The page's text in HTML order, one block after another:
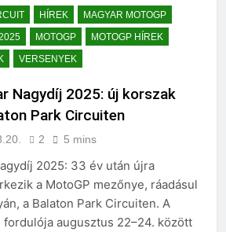
HÍREK
MAGYAR MOTOGP
MOTOGP
MOTOGP HÍREK
VERSENYEK
Nagydíj 2025: új korszak
Park Circuiten
2 5 mins
2025: 33 év után újra
a MotoGP mezőnye, ráadásul
a Balaton Park Circuiten. A
fordulója augusztus 22–24. között